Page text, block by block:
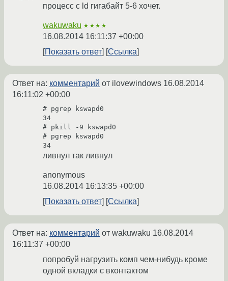
процесс с ld гигабайт 5-6 хочет.
wakuwaku ★★★★
16.08.2014 16:11:37 +00:00
Показать ответ
Ссылка
Ответ на: комментарий от ilovewindows 16.08.2014
16:11:02 +00:00
# pgrep kswapd0
34
# pkill -9 kswapd0
# pgrep kswapd0
34
ливнул так ливнул
anonymous
16.08.2014 16:13:35 +00:00
Показать ответ
Ссылка
Ответ на: комментарий от wakuwaku 16.08.2014
16:11:37 +00:00
попробуй нагрузить комп чем-нибудь кроме
одной вкладки с вконтактом